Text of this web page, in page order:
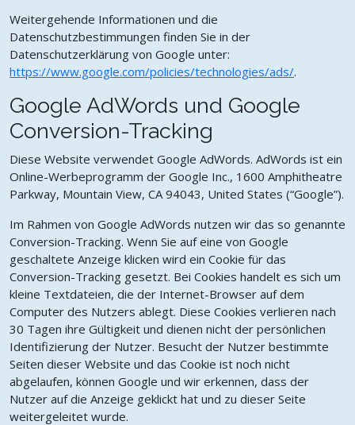
Weitergehende Informationen und die
Datenschutzbestimmungen finden Sie in der
Datenschutzerklärung von Google unter:
https://www.google.com/policies/technologies/ads/.
Google AdWords und Google
Conversion-Tracking
Diese Website verwendet Google AdWords. AdWords ist ein
Online-Werbeprogramm der Google Inc., 1600 Amphitheatre
Parkway, Mountain View, CA 94043, United States (“Google”).
Im Rahmen von Google AdWords nutzen wir das so genannte
Conversion-Tracking. Wenn Sie auf eine von Google
geschaltete Anzeige klicken wird ein Cookie für das
Conversion-Tracking gesetzt. Bei Cookies handelt es sich um
kleine Textdateien, die der Internet-Browser auf dem
Computer des Nutzers ablegt. Diese Cookies verlieren nach
30 Tagen ihre Gültigkeit und dienen nicht der persönlichen
Identifizierung der Nutzer. Besucht der Nutzer bestimmte
Seiten dieser Website und das Cookie ist noch nicht
abgelaufen, können Google und wir erkennen, dass der
Nutzer auf die Anzeige geklickt hat und zu dieser Seite
weitergeleitet wurde.